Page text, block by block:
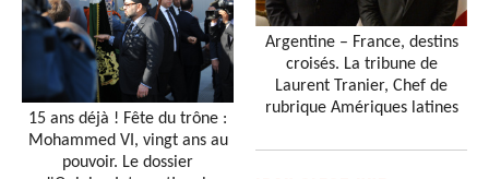
15 ans déjà ! Fête du trône :
Mohammed VI, vingt ans au
pouvoir. Le dossier
Argentine – France, destins
croisés. La tribune de
Laurent Tranier, Chef de
rubrique Amériques latines